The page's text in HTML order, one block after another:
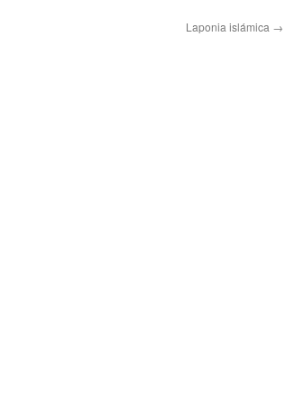
Laponia islámica →